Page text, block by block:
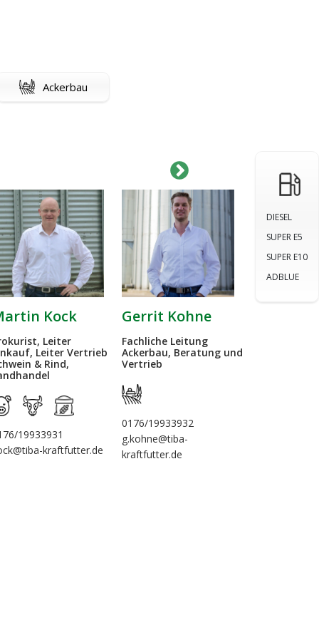
DIESEL
SUPER E5
SUPER E10
ADBLUE
Ackerbau
Kock
Leiter
Leiter Vertrieb
& Rind,
19933931
kraftfutter.de
Gerrit Kohne
Fachliche Leitung
Ackerbau, Beratung und
Vertrieb
0176/19933932
g.kohne@tiba-
kraftfutter.de